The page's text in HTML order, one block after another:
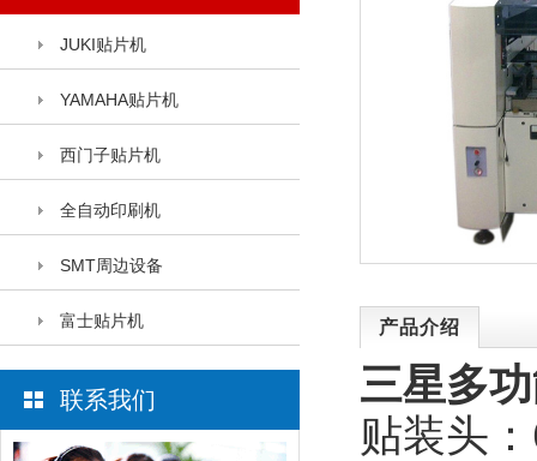
JUKI贴片机
YAMAHA贴片机
西门子贴片机
全自动印刷机
SMT周边设备
富士贴片机
联系我们
产品介绍
三星多
贴装头